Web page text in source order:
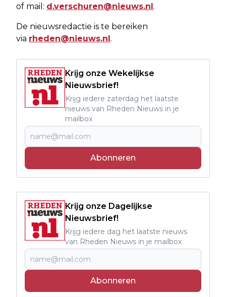
of mail: d.verschuren@nieuws.nl.
De nieuwsredactie is te bereiken
via rheden@nieuws.nl.
Krijg onze Wekelijkse
Nieuwsbrief!
Krijg iedere zaterdag het laatste
nieuws van Rheden Nieuws in je
mailbox
Abonneren
Krijg onze Dagelijkse
Nieuwsbrief!
Krijg iedere dag het laatste nieuws
van Rheden Nieuws in je mailbox
Abonneren